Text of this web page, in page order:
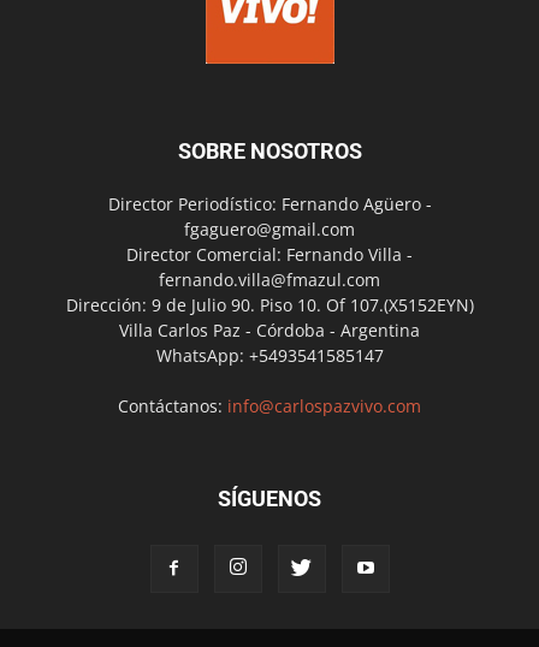
SOBRE NOSOTROS
Director Periodístico: Fernando Agüero -
fgaguero@gmail.com
Director Comercial: Fernando Villa -
fernando.villa@fmazul.com
Dirección: 9 de Julio 90. Piso 10. Of 107.(X5152EYN)
Villa Carlos Paz - Córdoba - Argentina
WhatsApp: +5493541585147
Contáctanos: info@carlospazvivo.com
SÍGUENOS